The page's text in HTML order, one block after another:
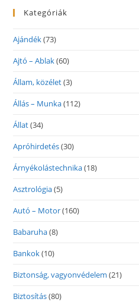
Kategóriák
Ajándék(73)
Ajtó – Ablak(60)
Állam, közélet(3)
Állás – Munka(112)
Állat(34)
Apróhirdetés(30)
Árnyékolástechnika(18)
Asztrológia(5)
Autó – Motor(160)
Babaruha(8)
Bankok(10)
Biztonság, vagyonvédelem (21)
Biztosítás(80)